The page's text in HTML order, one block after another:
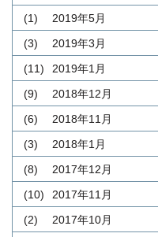
2019年5月
(1)
2019年3月
(3)
2019年1月
(11)
2018年12月
(9)
2018年11月
(6)
2018年1月
(3)
2017年12月
(8)
2017年11月
(10)
2017年10月
(2)